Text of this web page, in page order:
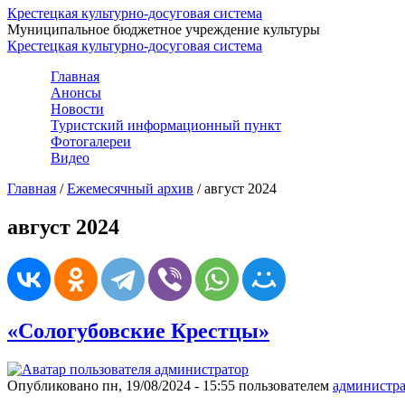
Крестецкая культурно-досуговая система
Муниципальное бюджетное учреждение культуры
Крестецкая культурно-досуговая система
Главная
Анонсы
Новости
Туристский информационный пункт
Фотогалереи
Видео
Главная /Ежемесячный архив /август 2024
август 2024
«Сологубовские Крестцы»
Опубликовано пн, 19/08/2024 - 15:55 пользователем